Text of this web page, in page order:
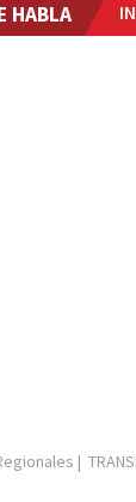
HABLA
|